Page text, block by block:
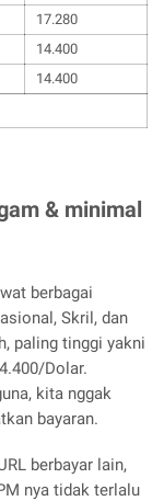
17.280
14.400
14.400
& minimal
berbagai
Skril, dan
paling tinggi yakni
Dolar.
kita nggak
bayaran.
berbayar lain,
nya tidak terlalu